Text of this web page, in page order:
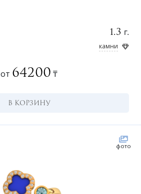
1.3 г.
камни
от 64200 ₸
В КОРЗИНУ
фото